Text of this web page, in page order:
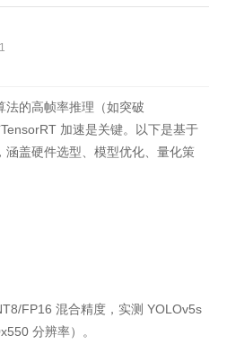
法的高帧率推理（如突破
加速是关键。以下是基于
涵盖硬件选型、模型优化、量化策
FP16 混合精度，实测 YOLOv5s
分辨率）。